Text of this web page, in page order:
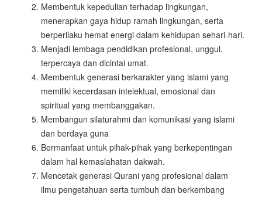
Membentuk kepedulian terhadap lingkungan,
menerapkan gaya hidup ramah lingkungan, serta
berperilaku hemat energi dalam kehidupan sehari-hari.
Menjadi lembaga pendidikan profesional, unggul,
terpercaya dan dicintai umat.
Membentuk generasi berkarakter yang islami yang
memiliki kecerdasan intelektual, emosional dan
spiritual yang membanggakan.
Membangun silaturahmi dan komunikasi yang islami
dan berdaya guna
Bermanfaat untuk pihak-pihak yang berkepentingan
dalam hal kemaslahatan dakwah.
Mencetak generasi Qurani yang profesional dalam
ilmu pengetahuan serta tumbuh dan berkembang